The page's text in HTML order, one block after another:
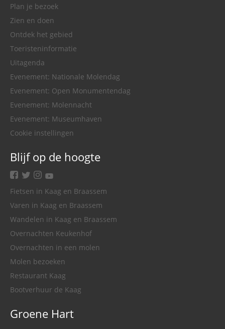
Plan je bezoek
Zien en doen
Ontdek het gebied
Toeristeninformatie
Uitagenda
Evenement: Nationale Molendag
Evenement: Open Monumentendag
Evenement: Molennacht
Evenement: Museumhaven
Cookie instellingen
Blijf op de hoogte
facebook
twitterinstagram
youtube
Fietsen in Kaag en Braassem
Varen in Kaag en Braassem
Wandelen in Kaag en Braassem
Overnachten Keukenhof
Overnachten in een molen
Molen bezoeken
Restaurant Kaag
Bootverhuur de Kaag
Groene Hart